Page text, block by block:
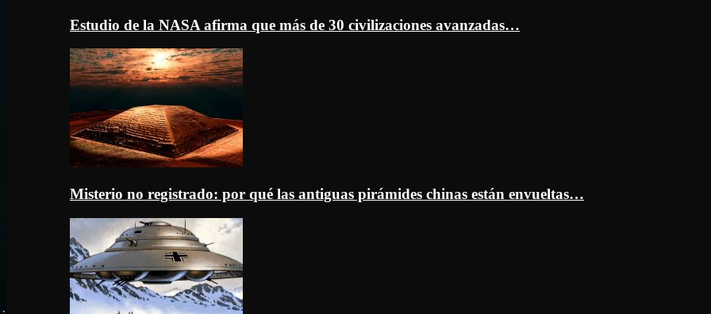
Estudio de la NASA afirma que más de 30 civilizaciones avanzadas…
Misterio no registrado: por qué las antiguas pirámides chinas están envueltas…